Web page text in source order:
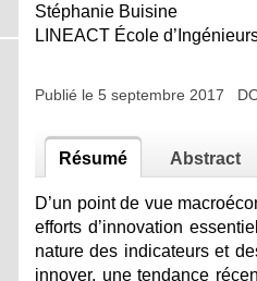
Stéphanie Buisine
LINEACT École
Publié le 5 septembre 2017
Résumé Abstract
D’un point de vue
efforts d’innovation
nature des indicateurs et
innover, une tendance